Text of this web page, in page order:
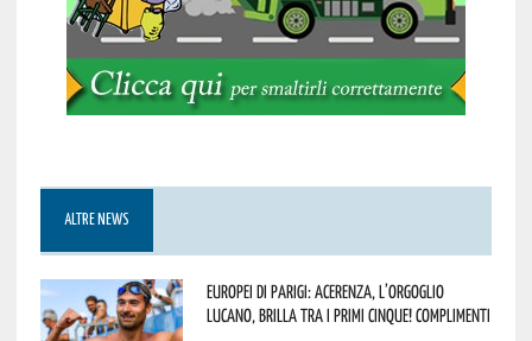
ALTRE NEWS
Europei di Parigi: Acerenza, l’orgoglio
lucano, brilla tra i primi cinque! Complimenti